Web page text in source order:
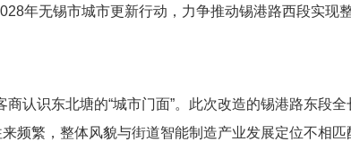
年无锡市城市更新行动，力争推动锡港路西段实现整
识东北塘的“城市门面”。此次改造的锡港路东段
频繁，整体风貌与街道智能制造产业发展定位不相匹